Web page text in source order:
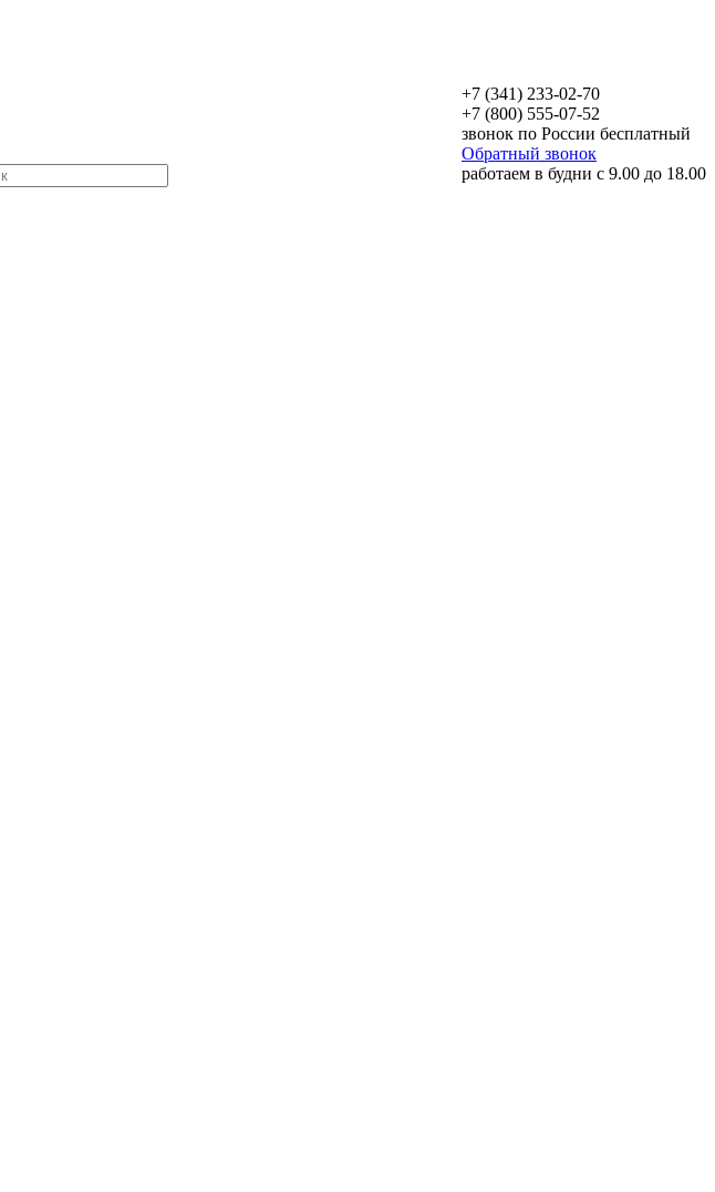
+7 (341) 233-02-70
+7 (800) 555-07-52
звонок по России бесплатный
Обратный звонок
работаем в будни с 9.00 до 18.00